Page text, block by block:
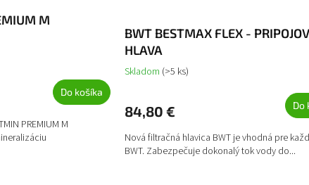
M
Do košíka
PREMIUM M
BWT BESTMAX FLEX -
HLAVA
Skladom (>5 ks)
84,80 € Do
Nová filtračná hlavica BWT je vhodná pre
BWT. Zabezpečuje dokonalý tok vody do...